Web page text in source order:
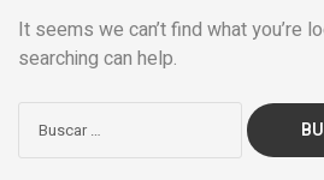
It seems we can’t find what you’re
searching can help.